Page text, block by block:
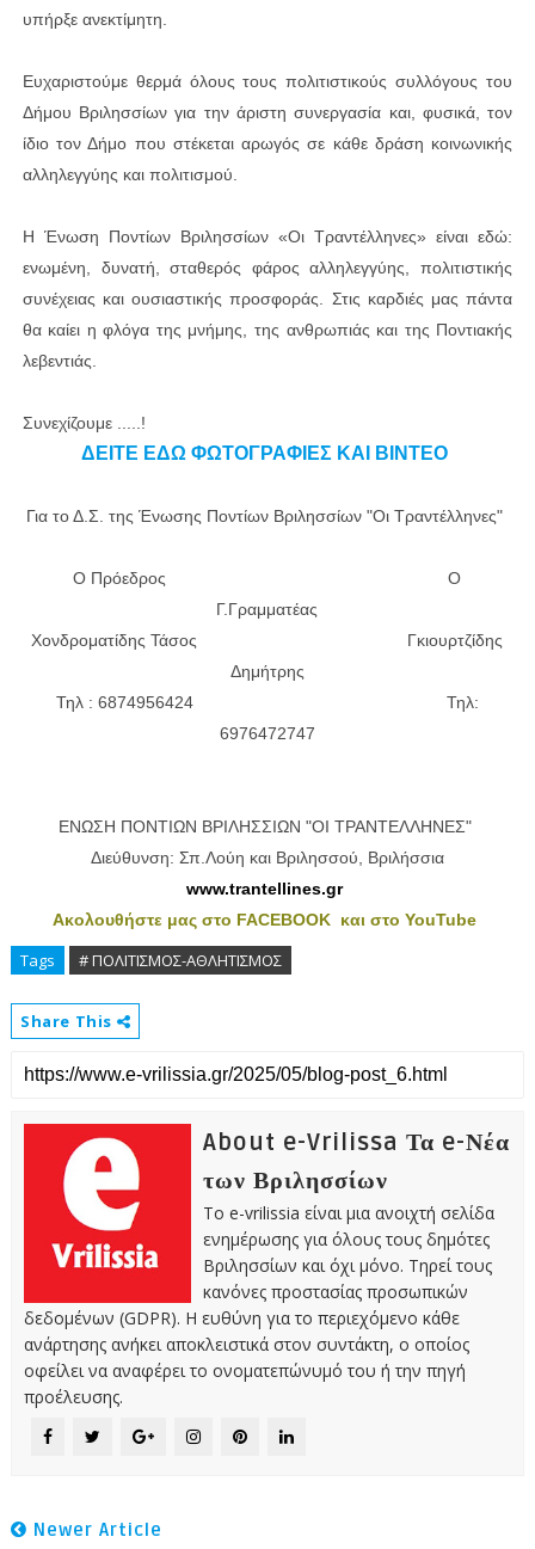
υπήρξε ανεκτίμητη.
Ευχαριστούμε θερμά όλους τους πολιτιστικούς συλλόγους του
Δήμου Βριλησσίων για την άριστη συνεργασία και, φυσικά, τον
ίδιο τον Δήμο που στέκεται αρωγός σε κάθε δράση κοινωνικής
αλληλεγγύης και πολιτισμού.
Η Ένωση Ποντίων Βριλησσίων «Οι Τραντέλληνες» είναι εδώ:
ενωμένη, δυνατή, σταθερός φάρος αλληλεγγύης, πολιτιστικής
συνέχειας και ουσιαστικής προσφοράς. Στις καρδιές μας πάντα
θα καίει η φλόγα της μνήμης, της ανθρωπιάς και της Ποντιακής
λεβεντιάς.
Συνεχίζουμε .....!
ΔΕΙΤΕ ΕΔΩ ΦΩΤΟΓΡΑΦΙΕΣ ΚΑΙ ΒΙΝΤΕΟ
Για το Δ.Σ. της Ένωσης Ποντίων Βριλησσίων "Οι Τραντέλληνες"
Ο Πρόεδρος Ο
Γ.Γραμματέας
Χονδροματίδης Τάσος Γκιουρτζίδης
Δημήτρης
Τηλ : 6874956424 Τηλ:
6976472747
ΕΝΩΣΗ ΠΟΝΤΙΩΝ ΒΡΙΛΗΣΣΙΩΝ "ΟΙ ΤΡΑΝΤΕΛΛΗΝΕΣ"
Διεύθυνση: Σπ.Λούη και Βριλησσού, Βριλήσσια
www.trantellines.gr
Ακολουθήστε μας στο FACEBOOK και στο YouTube
Tags # ΠΟΛΙΤΙΣΜΟΣ-ΑΘΛΗΤΙΣΜΟΣ
Share This
About e-Vrilissa Τα e-Νέα
των Βριλησσίων
Το e-vrilissia είναι μια ανοιχτή σελίδα
ενημέρωσης για όλους τους δημότες
Βριλησσίων και όχι μόνο. Τηρεί τους
κανόνες προστασίας προσωπικών
δεδομένων (GDPR). Η ευθύνη για το περιεχόμενο κάθε
ανάρτησης ανήκει αποκλειστικά στον συντάκτη, ο οποίος
οφείλει να αναφέρει το ονοματεπώνυμό του ή την πηγή
προέλευσης.
Newer Article